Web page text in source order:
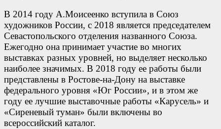
В 2014 году А.Моисеенко вступила в Союз
художников России, с 2018 является председателем
Севастопольского отделения названного Союза.
Ежегодно она принимает участие во многих
выставках разных уровней, но выделяет несколько
наиболее значимых. В 2018 году ее работы были
представлены в Ростове-на-Дону на выставке
федерального уровня «Юг России», и в этом же
году ее лучшие выставочные работы «Карусель» и
«Сиреневый туман» были включены во
всероссийский каталог.